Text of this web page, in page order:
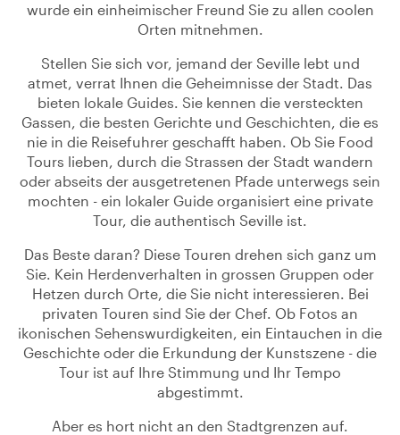
wurde ein einheimischer Freund Sie zu allen coolen
Orten mitnehmen.
Stellen Sie sich vor, jemand der Seville lebt und
atmet, verrat Ihnen die Geheimnisse der Stadt. Das
bieten lokale Guides. Sie kennen die versteckten
Gassen, die besten Gerichte und Geschichten, die es
nie in die Reisefuhrer geschafft haben. Ob Sie Food
Tours lieben, durch die Strassen der Stadt wandern
oder abseits der ausgetretenen Pfade unterwegs sein
mochten - ein lokaler Guide organisiert eine private
Tour, die authentisch Seville ist.
Das Beste daran? Diese Touren drehen sich ganz um
Sie. Kein Herdenverhalten in grossen Gruppen oder
Hetzen durch Orte, die Sie nicht interessieren. Bei
privaten Touren sind Sie der Chef. Ob Fotos an
ikonischen Sehenswurdigkeiten, ein Eintauchen in die
Geschichte oder die Erkundung der Kunstszene - die
Tour ist auf Ihre Stimmung und Ihr Tempo
abgestimmt.
Aber es hort nicht an den Stadtgrenzen auf.